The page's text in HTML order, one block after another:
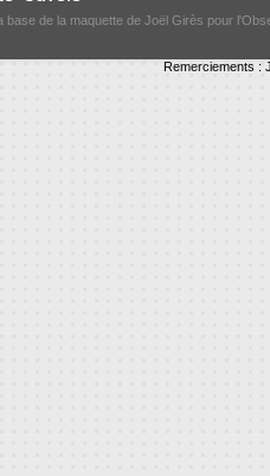
de la maquette de Joël Girès pour
Remerciements :